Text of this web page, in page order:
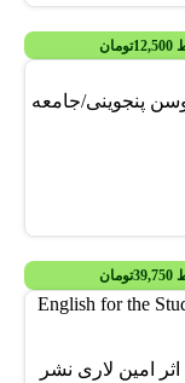
12,500تومان
پنجوینی/جامعه
39,750تومان
کتاب انگلیسی مدیریت خدمات بهداشتی2 اثر امین لاری نشر